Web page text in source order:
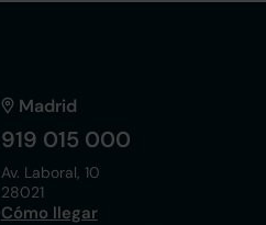
Madrid
919 015 000
Av. Laboral, 10
28021
Cómo llegar